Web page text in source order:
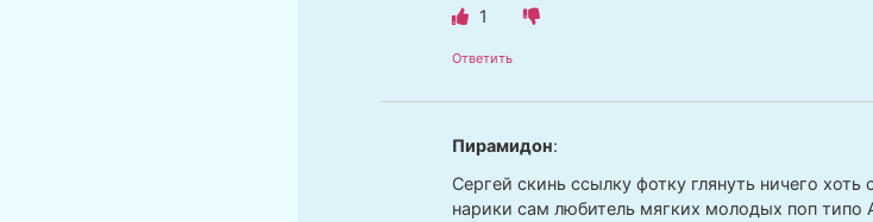
1
Ответить
Пирамидон:
Сергей скинь ссылку фотку глянуть ничего
нарики сам любитель мягких молодых поп типо